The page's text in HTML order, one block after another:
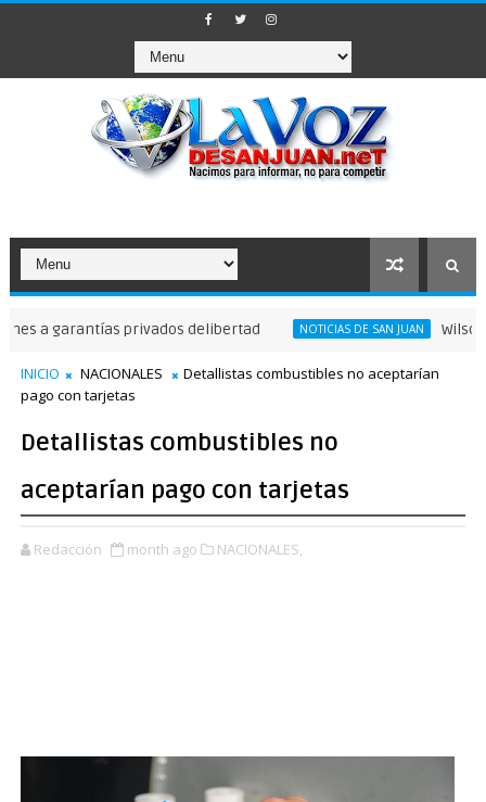
privados delibertad NOTICIAS DE SAN JUAN Wilson
INICIO NACIONALES
Detallistas combustibles no aceptarían
pago con tarjetas
Detallistas combustibles no
aceptarían pago con tarjetas
Redacción month ago NACIONALES,